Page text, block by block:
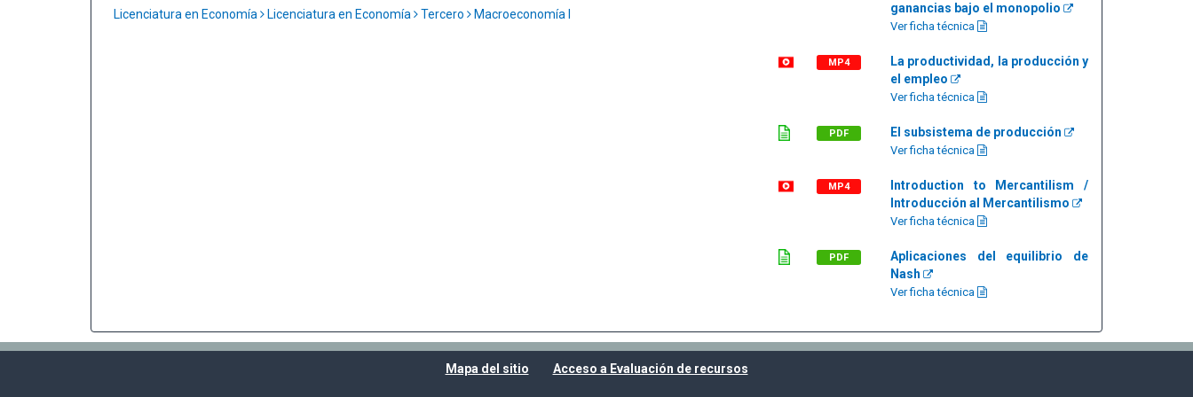
Licenciatura en Economía Licenciatura en Economía Tercero Macroeconomía I ganancias bajo el monopolio
Ver ficha técnica
MP4
La productividad, la producción y
el empleo
Ver ficha técnica
PDF El subsistema de producción
Ver ficha técnica
MP4
Introduction to Mercantilism /
Introducción al Mercantilismo
Ver ficha técnica
PDF
Aplicaciones del equilibrio de
Nash
Ver ficha técnica
Mapa del sitio Acceso a Evaluación de recursos